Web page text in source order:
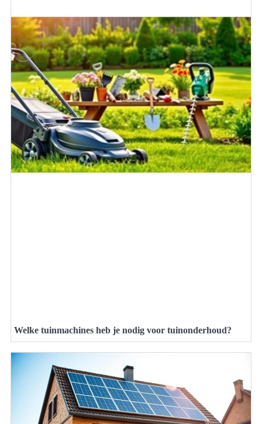
Welke tuinmachines heb je nodig voor tuinonderhoud?